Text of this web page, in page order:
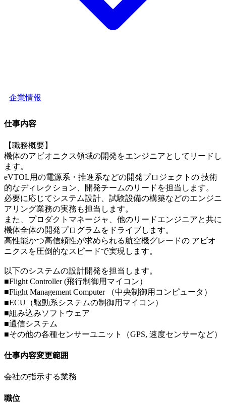
企業情報
仕事内容
【職務概要】
機体のアビオニクス領域の開発をエンジニアとしてリードし
ます。
eVTOL⽤の電源系・推進系などの開発プロジェクトの 技術
的なディレクション、開発チームのリードを担当します。
必要に応じてシステム設計、試験設備の構築などのエンジニ
アリング業務の実務も担当します。
また、プロダクトマネージャ、他のリードエンジニアと共に
機体全体の開発プログラムをドライブします。
⾼性能かつ⾼信頼性が求められる航空機グレードの アビオ
ニクスを圧倒的なスピードで実現します。
以下のシステムの設計開発を担当します。
■Flight Controller (⾶⾏制御⽤マイコン）
■Flight Management Computer （中央制御⽤コンピュータ）
■ECU（駆動系システムの制御⽤マイコン）
■組み込みソフトウェア
■通信システム
■その他の各種センサーユニット（GPS, 速度センサーなど）
仕事内容変更範囲
会社の指示する業務
職位